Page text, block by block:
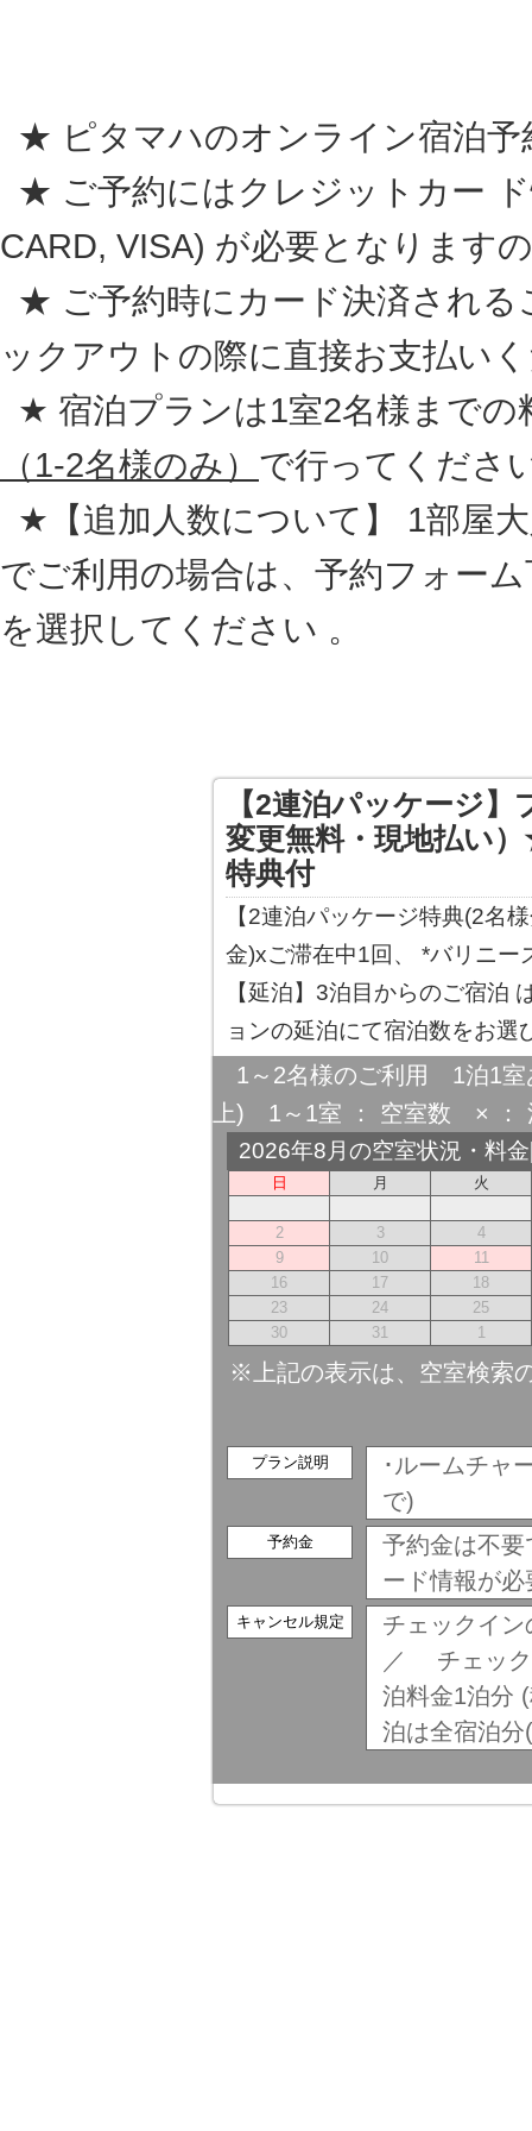
★ ピタマハのオンライン宿泊
★ ご予約にはクレジットカー
CARD, VISA) が必要となります
★ ご予約時にカード決済され
ックアウトの際に直接お支払い
★ 宿泊プランは1室2名様までの
（1-2名様のみ） で行ってくださ
★【追加人数について】 1部屋
でご利用の場合は、予約フォー
を選択してください 。
【2連泊パッケージ
変更無料・現地払い
特典付
【2連泊パッケージ特典(2名
金)xご滞在中1回、 *バリニ
【延泊】3泊目からのご宿泊
ョンの延泊にて宿泊数をお選
1～2名様のご利用 1泊1
上) 1～1室 ： 空室数 × ：
2026年8月の空室状況・料
日 月 火
2 3
4
9
10
11
16
17
18
23
24
25
30
31 1
※上記の表示は、空室検索
プラン説明
･ルームチャ
で)
予約金
予約金は不
ード情報が
キャンセル規定
チェックイ
／ チェック
泊料金1泊分
泊は全宿泊